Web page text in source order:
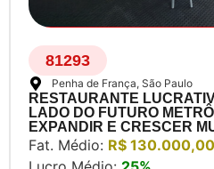
81293
Penha de França, São Paulo
RESTAURANTE
LADO DO FUTURO
EXPANDIR E CRESCER
Fat. Médio: R$ 130.000,00